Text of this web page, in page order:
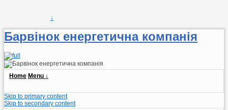
↓
Барвінок енергетична компанія
Home Menu ↓
Skip to primary content
Skip to secondary content